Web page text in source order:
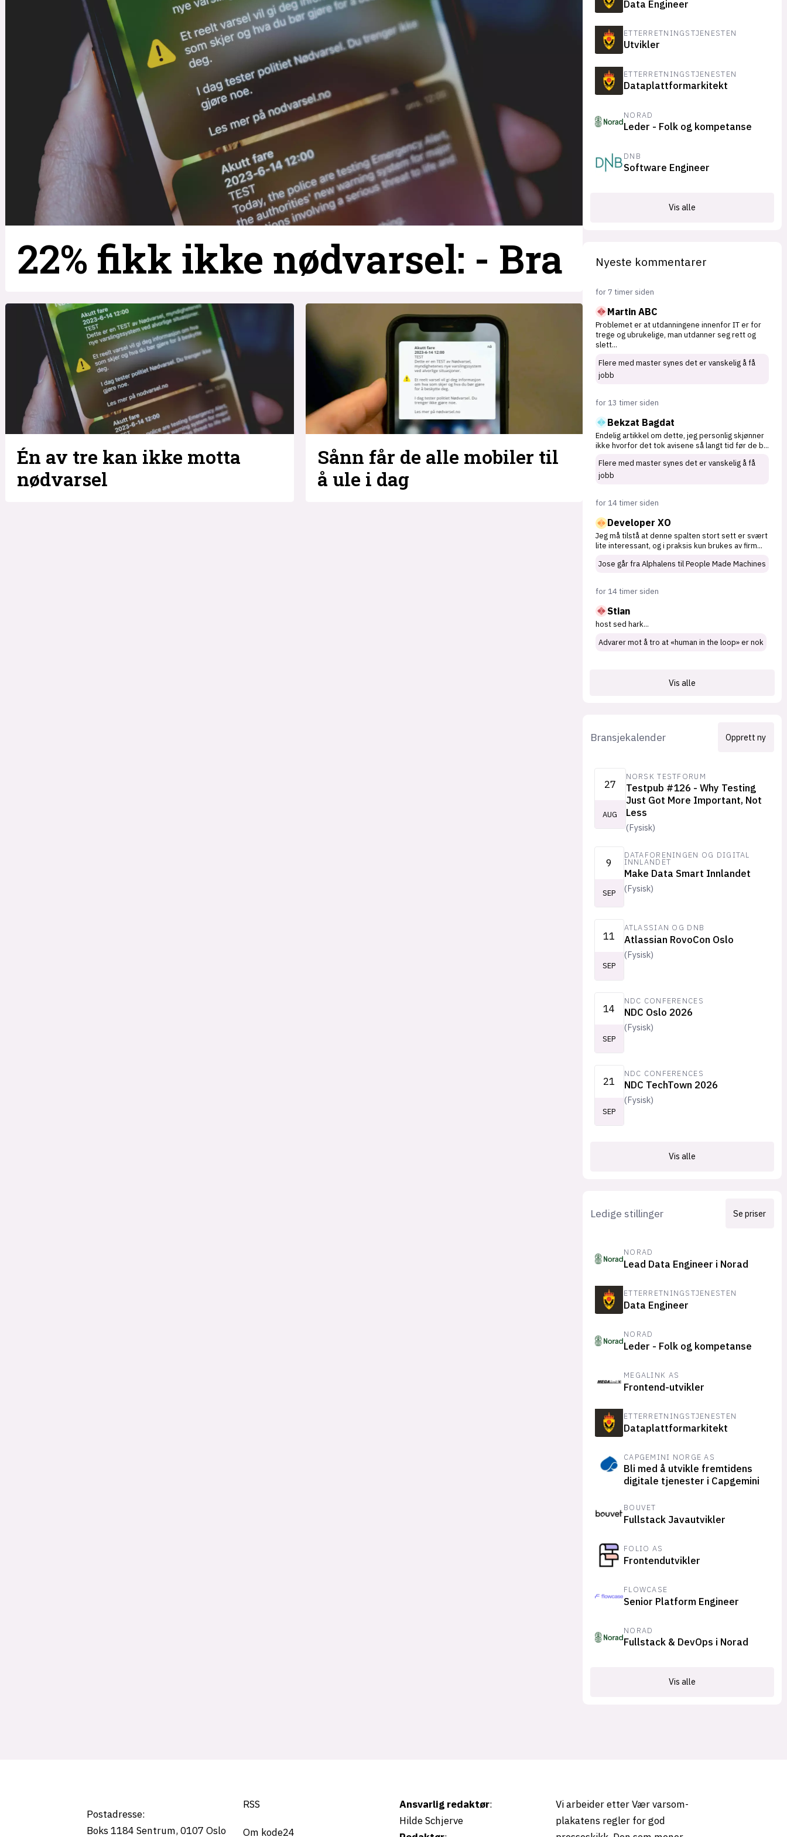
22% fikk ikke nødvarsel: - Bra
Én av tre kan ikke motta
nødvarsel
Sånn får de alle mobiler til
å ule i dag
suksesshistorier
Bli firmapartner
Data Engineer
ETTERRETNINGSTJENESTEN
Utvikler
ETTERRETNINGSTJENESTEN
Dataplattformarkitekt
NORAD
Leder - Folk og kompetanse
DNB
Software Engineer
Vis alle
Nyeste kommentarer
for 7 timer siden
Martin ABC
Problemet er at utdanningene innenfor IT er for
trege og ubrukelige, man utdanner seg rett og
slett...
Flere med master synes det er vanskelig å få
jobb
for 13 timer siden
Bekzat Bagdat
Endelig artikkel om dette, jeg personlig skjønner
ikke hvorfor det tok avisene så langt tid før de b...
Flere med master synes det er vanskelig å få
jobb
for 14 timer siden
Developer XO
Jeg må tilstå at denne spalten stort sett er svært
lite interessant, og i praksis kun brukes av firm...
Jose går fra Alphalens til People Made Machines
for 14 timer siden
Stian
host sed hark...
Advarer mot å tro at «human in the loop» er nok
Vis alle
Bransjekalender Opprett ny
27
AUG
NORSK TESTFORUM
Testpub #126 - Why Testing
Just Got More Important, Not
Less
(Fysisk)
9
SEP
DATAFORENINGEN OG DIGITAL
INNLANDET
Make Data Smart Innlandet
(Fysisk)
11
SEP
ATLASSIAN OG DNB
Atlassian RovoCon Oslo
(Fysisk)
14
SEP
NDC CONFERENCES
NDC Oslo 2026
(Fysisk)
21
SEP
NDC CONFERENCES
NDC TechTown 2026
(Fysisk)
Vis alle
Ledige stillinger Se priser
NORAD
Lead Data Engineer i Norad
ETTERRETNINGSTJENESTEN
Data Engineer
NORAD
Leder - Folk og kompetanse
MEGALINK AS
Frontend-utvikler
ETTERRETNINGSTJENESTEN
Dataplattformarkitekt
CAPGEMINI NORGE AS
Bli med å utvikle fremtidens
digitale tjenester i Capgemini
BOUVET
Fullstack Javautvikler
FOLIO AS
Frontendutvikler
FLOWCASE
Senior Platform Engineer
NORAD
Fullstack & DevOps i Norad
Vis alle
Postadresse:
Boks 1184 Sentrum,0107 Oslo
RSS
Om kode24
Ansvarlig redaktør:
Hilde Schjerve
Vi arbeider etter Vær varsom-
plakatens regler for god